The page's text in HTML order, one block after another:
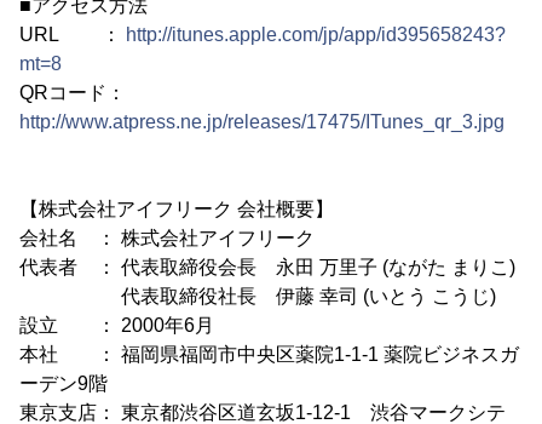
■アクセス方法
URL ：
http://itunes.apple.com/jp/app/id395658243?
mt=8
QRコード：
http://www.atpress.ne.jp/releases/17475/ITunes_qr_3.jpg
【株式会社アイフリーク 会社概要】
会社名 ： 株式会社アイフリーク
代表者 ： 代表取締役会長 永田 万里子 (ながた まりこ)
代表取締役社長 伊藤 幸司 (いとう こうじ)
設立 ： 2000年6月
本社 ： 福岡県福岡市中央区薬院1-1-1 薬院ビジネスガ
ーデン9階
東京支店： 東京都渋谷区道玄坂1-12-1 渋谷マークシテ